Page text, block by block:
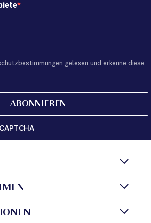
gelesen und erkenne diese
ABONNIEREN